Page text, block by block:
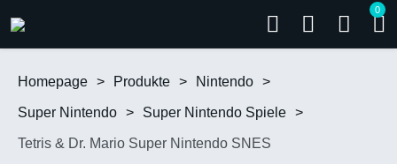
0
Homepage > Produkte > Nintendo >
Super Nintendo > Super Nintendo Spiele >
Tetris & Dr. Mario Super Nintendo SNES